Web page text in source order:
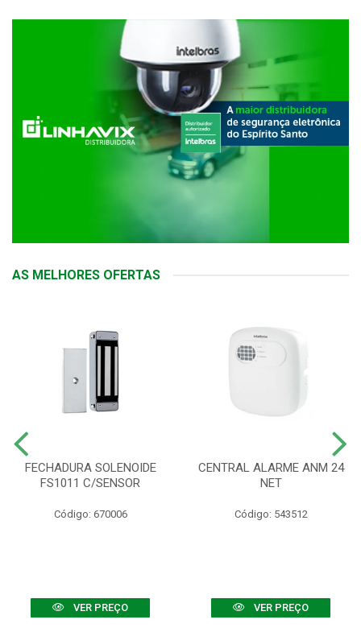
AS MELHORES OFERTAS
FECHADURA SOLENOIDE
FS1011 C/SENSOR
Código: 670006
VER PREÇO
CENTRAL ALARME ANM 24
NET
Código: 543512
VER PREÇO